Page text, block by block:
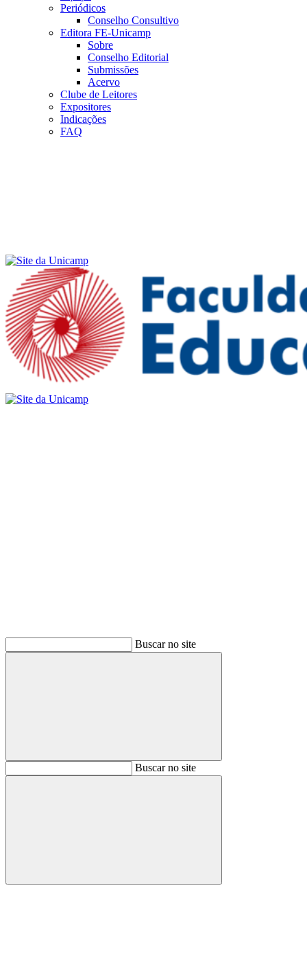
Periódicos
Conselho Consultivo
Editora FE-Unicamp
Sobre
Conselho Editorial
Submissões
Acervo
Clube de Leitores
Expositores
Indicações
FAQ
Buscar no site
BuscarBuscar no site
Buscar